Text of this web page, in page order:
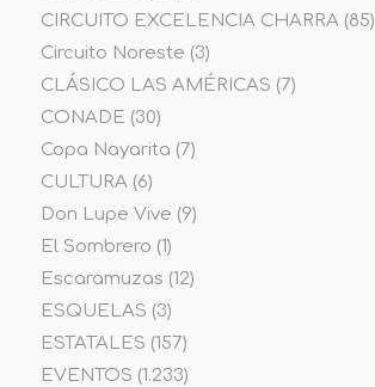
CIRCUITO EXCELENCIA CHARRA(85)
Circuito Noreste (3)
CLÁSICO LAS AMÉRICAS (7)
CONADE (30)
Copa Nayarita (7)
CULTURA(6)
Don Lupe Vive (9)
El Sombrero (1)
Escaramuzas (12)
ESQUELAS (3)
ESTATALES (157)
EVENTOS (1.233)